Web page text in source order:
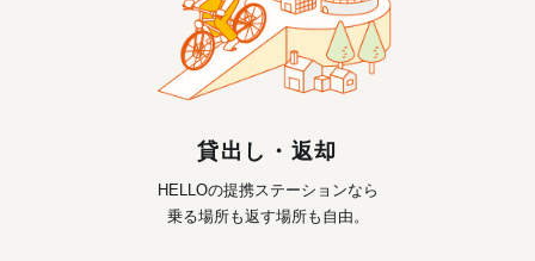
貸出し・返却
HELLOの提携ステーションなら
乗る場所も返す場所も自由。